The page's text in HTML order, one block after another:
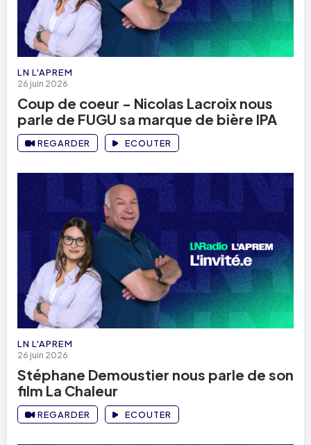
LN L'APREM
26 juin 2026
Coup de coeur - Nicolas Lacroix nous
parle de FUGU sa marque de bière IPA
REGARDER ECOUTER
LN L'APREM
26 juin 2026
Stéphane Demoustier nous parle de son
film La Chaleur
REGARDER ECOUTER